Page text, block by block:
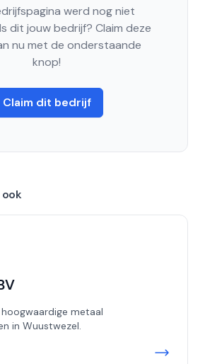
werd nog niet
dit jouw bedrijf? Claim deze
nu met de onderstaande
knop!
Claim dit bedrijf
metaal
in Wuustwezel.